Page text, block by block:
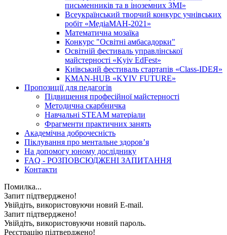
письменників та в іноземних ЗМІ»
Всеукраїнський творчий конкурс учнівських
робіт «МедіаМАН-2021»
Математична мозаїка
Конкурс "Освітні амбасадорки"
Освітній фестиваль управлінської
майстерності «Kyiv EdFest»
Київський фестиваль стартапів «Class-IDEЯ»
KMAN-HUB «KYIV FUTURE»
Пропозиції для педагогів
Підвищення професійної майстерності
Методична скарбничка
Навчальні STEAM матеріали
Фрагменти практичних занять
Академічна доброчесність
Піклування про ментальне здоровʼя
На допомогу юному досліднику
FAQ - РОЗПОВСЮДЖЕНІ ЗАПИТАННЯ
Контакти
Помилка...
Запит підтверджено!
Увійдіть, використовуючи новий E-mail.
Запит підтверджено!
Увійдіть, використовуючи новий пароль.
Реєстрацію підтверджено!